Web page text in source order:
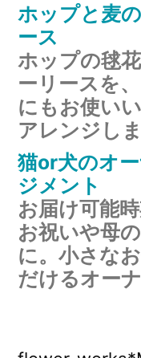
ホップと麦
ース
ホップの毬
ーリースを
にもお使い
アレンジし
猫or犬のオ
ジメント
お届け可能
お祝いや母
に。小さな
だけるオー